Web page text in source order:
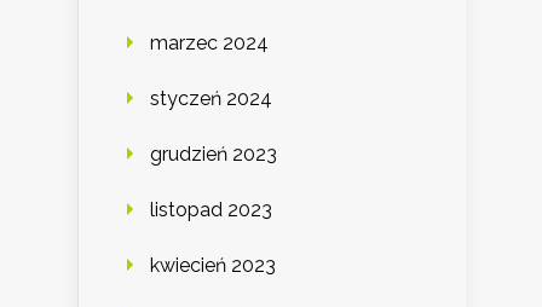
marzec 2024
styczeń 2024
grudzień 2023
listopad 2023
kwiecień 2023